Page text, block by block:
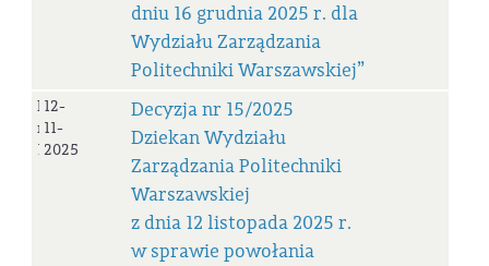
dniu 16 grudnia 2025 r. dla
Wydziału Zarządzania
Politechniki Warszawskiej”
Decyzja
nr
15_2025
12-
11-
2025
Decyzja nr 15/2025
Dziekan Wydziału
Zarządzania Politechniki
Warszawskiej
z dnia 12 listopada 2025 r.
w sprawie powołania